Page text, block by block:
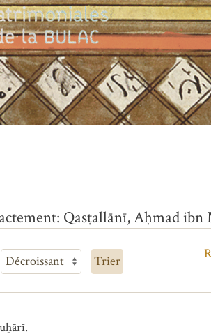
Qasṭallānī, Aḥmad ibn
Trier